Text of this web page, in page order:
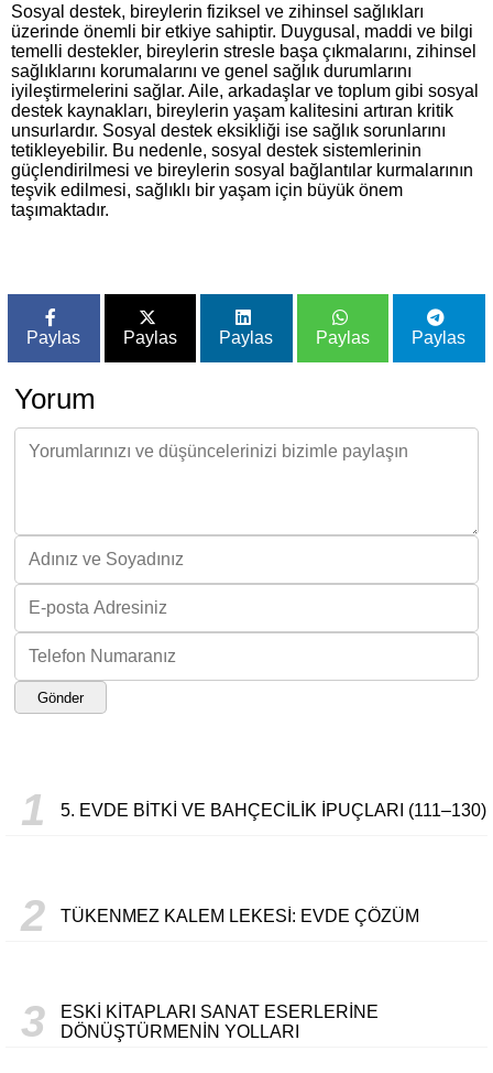
Sosyal destek, bireylerin fiziksel ve zihinsel sağlıkları
üzerinde önemli bir etkiye sahiptir. Duygusal, maddi ve bilgi
temelli destekler, bireylerin stresle başa çıkmalarını, zihinsel
sağlıklarını korumalarını ve genel sağlık durumlarını
iyileştirmelerini sağlar. Aile, arkadaşlar ve toplum gibi sosyal
destek kaynakları, bireylerin yaşam kalitesini artıran kritik
unsurlardır. Sosyal destek eksikliği ise sağlık sorunlarını
tetikleyebilir. Bu nedenle, sosyal destek sistemlerinin
güçlendirilmesi ve bireylerin sosyal bağlantılar kurmalarının
teşvik edilmesi, sağlıklı bir yaşam için büyük önem
taşımaktadır.
Paylas Paylas Paylas Paylas Paylas
Yorum
Gönder
1 5. EVDE BITKI VE BAHÇECILIK İPUÇLARI (111–130)
2 TÜKENMEZ KALEM LEKESI: EVDE ÇÖZÜM
3
ESKI KITAPLARI SANAT ESERLERINE
DÖNÜŞTÜRMENIN YOLLARI